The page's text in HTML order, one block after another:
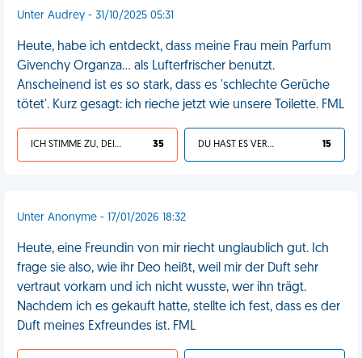
Unter Audrey - 31/10/2025 05:31
Heute, habe ich entdeckt, dass meine Frau mein Parfum
Givenchy Organza... als Lufterfrischer benutzt.
Anscheinend ist es so stark, dass es 'schlechte Gerüche
tötet'. Kurz gesagt: ich rieche jetzt wie unsere Toilette. FML
ICH STIMME ZU, DEIN LEBEN IST SCHEISSE 35 DU HAST ES VERDIENT 15
Unter Anonyme - 17/01/2026 18:32
Heute, eine Freundin von mir riecht unglaublich gut. Ich
frage sie also, wie ihr Deo heißt, weil mir der Duft sehr
vertraut vorkam und ich nicht wusste, wer ihn trägt.
Nachdem ich es gekauft hatte, stellte ich fest, dass es der
Duft meines Exfreundes ist. FML